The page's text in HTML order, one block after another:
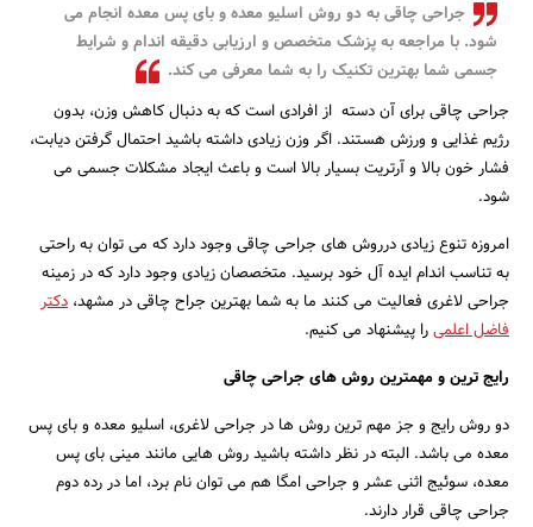
جراحی چاقی به دو روش اسلیو معده و بای پس معده انجام می
شود. با مراجعه به پزشک متخصص و ارزیابی دقیقه اندام و شرایط
جسمی شما بهترین تکنیک را به شما معرفی می کند.
جراحی چاقی برای آن دسته از افرادی است که به دنبال کاهش وزن، بدون
رژیم غذایی و ورزش هستند. اگر وزن زیادی داشته باشید احتمال گرفتن دیابت،
فشار خون بالا و آرتریت بسیار بالا است و باعث ایجاد مشکلات جسمی می
شود.
امروزه تنوع زیادی درروش های جراحی چاقی وجود دارد که می توان به راحتی
به تناسب اندام ایده آل خود برسید. متخصصان زیادی وجود دارد که در زمینه
جراحی لاغری فعالیت می کنند ما به شما بهترین جراح چاقی در مشهد، دکتر
فاضل اعلمیرا پیشنهاد می کنیم.
رایج ترین و مهمترین روش های جراحی چاقی
دو روش رایج و جز مهم ترین روش ها در جراحی لاغری، اسلیو معده و بای پس
معده می باشد. البته در نظر داشته باشید روش هایی مانند مینی بای پس
معده، سوئیج اثنی عشر و جراحی امگا هم می توان نام برد، اما در رده دوم
جراحی چاقی قرار دارند.